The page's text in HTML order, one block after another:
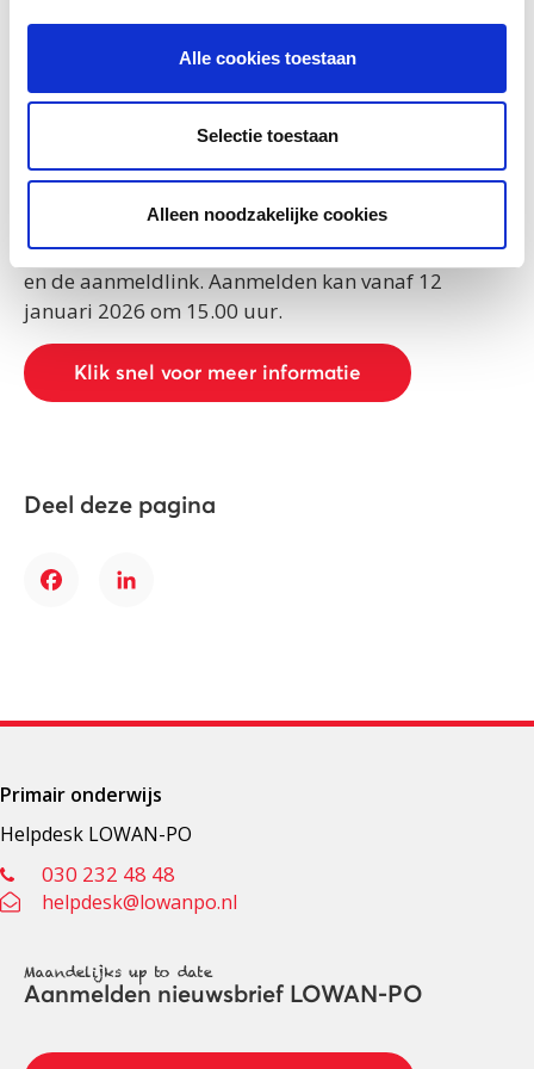
Alle cookies toestaan
Selectie toestaan
Alleen noodzakelijke cookies
ps. Professionals vanuit nieuwkomerslocaties zijn
ook welkom – nodig jij de scholen uit jouw
omgeving uit?
Meer informatie en
aanmelden
Alle studiemiddagen vinden plaats tussen 13.00 en
17.00 uur. Check jouw regio voor het programma
en de aanmeldlink. Aanmelden kan vanaf 12
januari 2026 om 15.00 uur.
Klik snel voor meer informatie
Deel deze pagina
FacebookLinkedIn
Primair onderwijs
Helpdesk LOWAN-PO
030 232 48 48
helpdesk@lowanpo.nl
Maandelijks up to date
Aanmelden nieuwsbrief LOWAN-PO